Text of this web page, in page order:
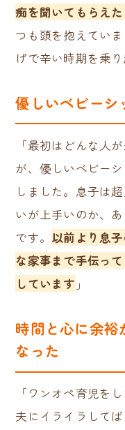
痴を聞いてもらえ
つも頭を抱えてい
げで辛い時期を乗
優しいベビーシ
「最初はどんな人
が、優しいベビー
しました。息子は
いが上手いのか、
です。 以前より息
な家事まで手伝っ
しています 」
時間と心に余裕
なった
「ワンオペ育児を
夫にイライラして